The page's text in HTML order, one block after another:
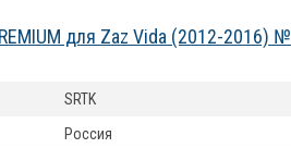
для Zaz Vida (2012-2016) №
SRTK
Россия